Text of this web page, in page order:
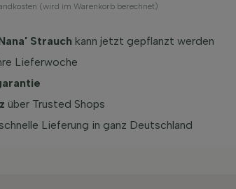
(wird im Warenkorb berechnet)
Strauch kann jetzt gepflanzt werden
Lieferwoche
über Trusted Shops
Lieferung in ganz Deutschland